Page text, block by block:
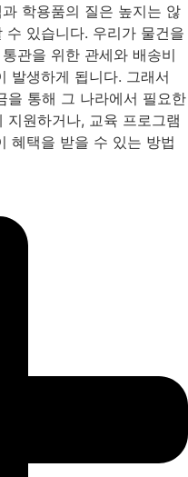
학용품의 질은 높지는 않
있습니다. 우리가 물건을
관을 위한 관세와 배송비
발생하게 됩니다. 그래서
을 통해 그 나라에서 필요한
원하거나, 교육 프로그램
혜택을 받을 수 있는 방법